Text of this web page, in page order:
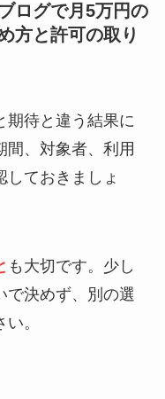
ログで月5万円の
方と許可の取り
期待と違う結果に
間、対象者、利用
ておきましょ
も大切です。少し
で決めず、別の選
。